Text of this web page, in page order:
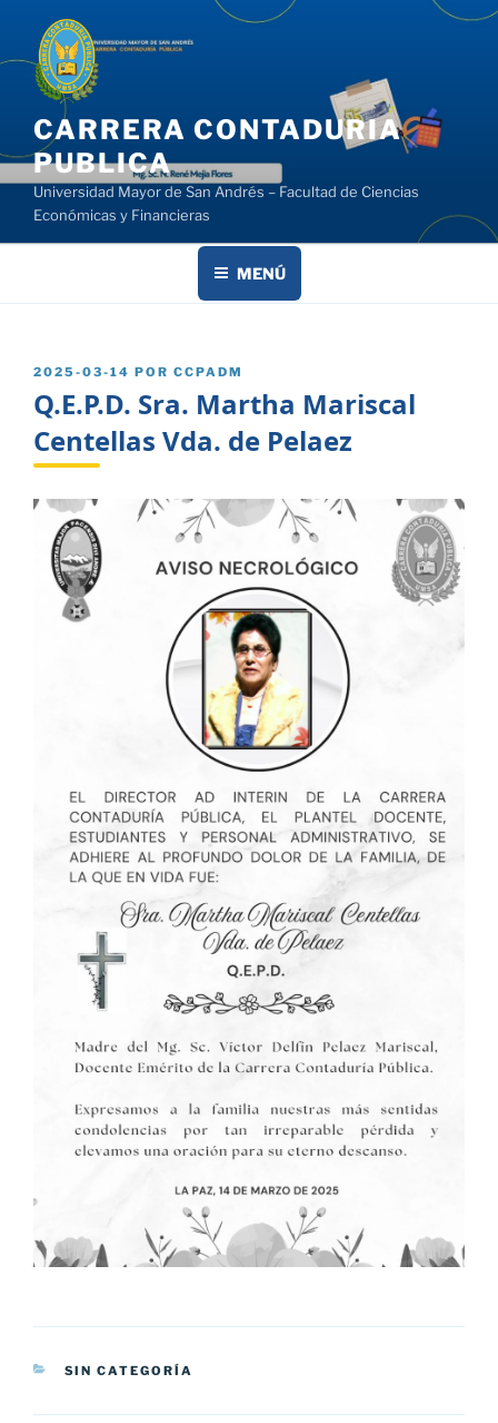
contenido
CARRERA CONTADURIA
PUBLICA
Universidad Mayor de San Andrés – Facultad de Ciencias
Económicas y Financieras
MENÚ
PUBLICADO
2025-03-14 POR CCPADM
Q.E.P.D. Sra. Martha Mariscal
Centellas Vda. de Pelaez
CATEGORÍAS
SIN CATEGORÍA